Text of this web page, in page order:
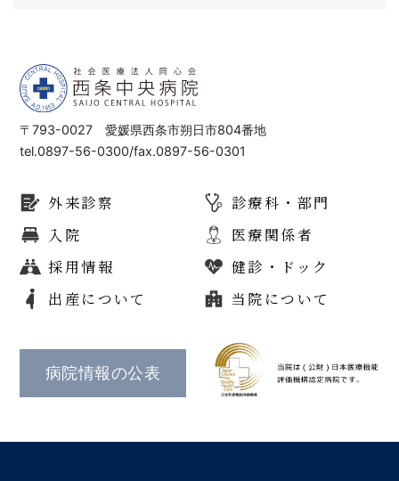
〒793-0027 愛媛県西条市朔日市804番地
tel.0897-56-0300/fax.0897-56-0301
外来診察
診療科・部門
入院
医療関係者
採用情報
健診・ドック
出産について
当院について
病院情報の公表